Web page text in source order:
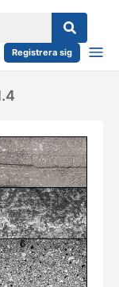
Registrera sig